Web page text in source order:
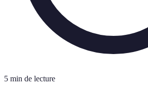
5 min de lecture